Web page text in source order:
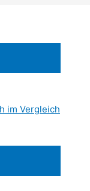
im Vergleich